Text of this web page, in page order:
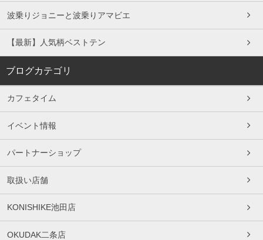
波乗りジョニーと波乗りアマビエ
【最新】人気柄ベストテン
ブログカテゴリ
カフェタイム
イベント情報
パートナーショップ
取扱い店舗
KONISHIKE池田店
OKUDAK二条店